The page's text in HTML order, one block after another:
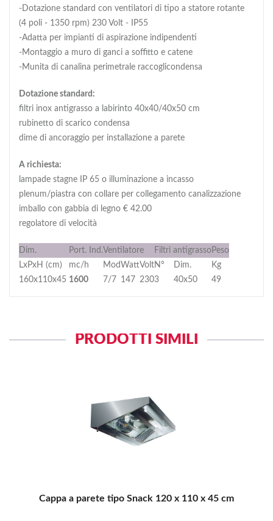
-Dotazione standard con ventilatori di tipo a statore rotante
(4 poli - 1350 rpm) 230 Volt - IP55
-Adatta per impianti di aspirazione indipendenti
-Montaggio a muro di ganci a soffitto e catene
-Munita di canalina perimetrale raccoglicondensa
Dotazione standard:
filtri inox antigrasso a labirinto 40x40/40x50 cm
rubinetto di scarico condensa
dime di ancoraggio per installazione a parete
A richiesta:
lampade stagne IP 65 o illuminazione a incasso
plenum/piastra con collare per collegamento canalizzazione
imballo con gabbia di legno € 42.00
regolatore di velocità
Dim. Port. Ind.Ventilatore Filtri antigrasso Peso
LxPxH (cm)
mc/h Mod WattVoltN° Dim.
Kg
160x110x45 1600 7/7 147 2303 40x50 49
PRODOTTI SIMILI
Cappa a parete tipo Snack 120 x 110 x 45 cm